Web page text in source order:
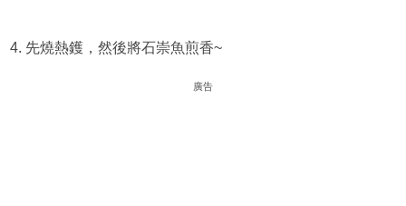
4. 先燒熱鑊，然後將石崇魚煎香~
廣告